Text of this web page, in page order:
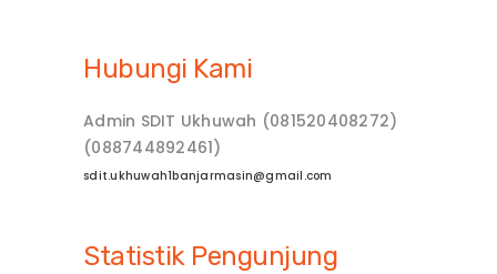
Hubungi Kami
Admin SDIT Ukhuwah (081520408272)
(088744892461)
sdit.ukhuwah1banjarmasin@gmail.com
Statistik Pengunjung